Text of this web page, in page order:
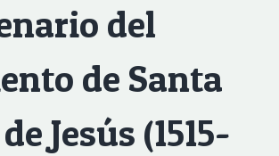
del
de Santa
Jesús (1515-